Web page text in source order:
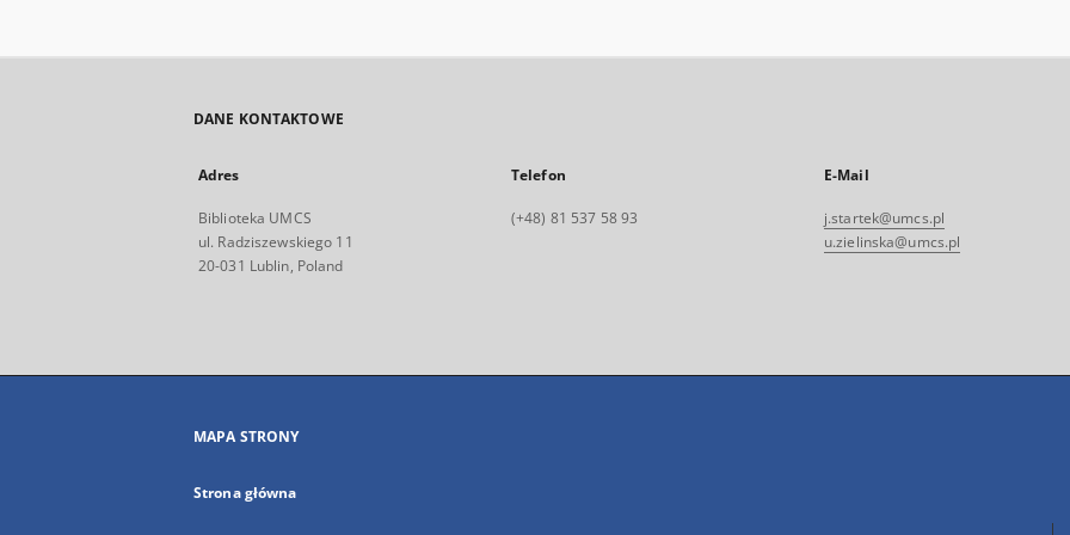
DANE KONTAKTOWE
Adres
Biblioteka UMCS
ul. Radziszewskiego 11
20-031 Lublin, Poland
Telefon
(+48) 81 537 58 93
E-Mail
j.startek@umcs.pl
u.zielinska@umcs.pl
MAPA STRONY
Strona główna